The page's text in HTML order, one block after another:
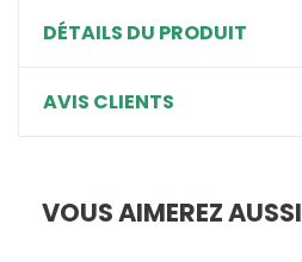
DÉTAILS DU PRODUIT
AVIS CLIENTS
VOUS AIMEREZ AUSSI